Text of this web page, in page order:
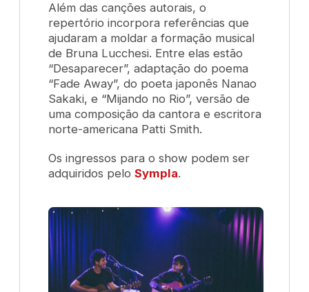
Além das canções autorais, o
repertório incorpora referências que
ajudaram a moldar a formação musical
de Bruna Lucchesi. Entre elas estão
“Desaparecer”, adaptação do poema
“Fade Away”, do poeta japonês Nanao
Sakaki, e “Mijando no Rio”, versão de
uma composição da cantora e escritora
norte-americana Patti Smith.
Os ingressos para o show podem ser
adquiridos peloSympla.